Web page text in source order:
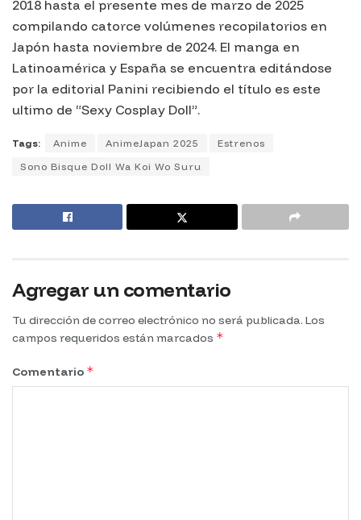
2018 hasta el presente mes de marzo de 2025
compilando catorce volúmenes recopilatorios en
Japón hasta noviembre de 2024. El manga en
Latinoamérica y España se encuentra editándose
por la editorial Panini recibiendo el título es este
ultimo de “Sexy Cosplay Doll”.
Tags: Anime AnimeJapan 2025
Estrenos
Sono Bisque Doll Wa Koi Wo Suru
Agregar un comentario
Tu dirección de correo electrónico no será publicada. Los
campos requeridos están marcados *
Comentario *